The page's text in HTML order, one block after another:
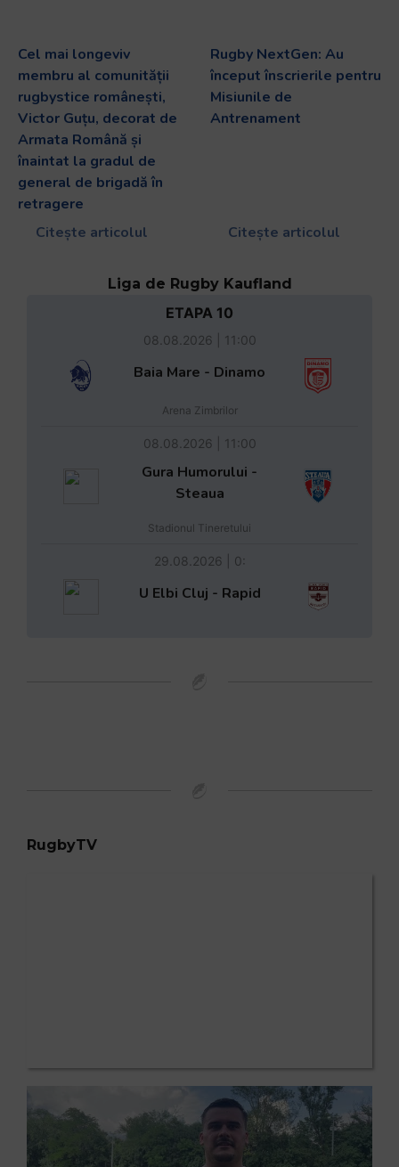
Cel mai longeviv
membru al comunității
rugbystice românești,
Victor Guțu, decorat de
Armata Română și
înaintat la gradul de
general de brigadă în
retragere
Citește articolul
Rugby NextGen: Au
început înscrierile pentru
Misiunile de
Antrenament
Citește articolul
Liga de Rugby Kaufland
ETAPA 10
08.08.2026 | 11:00
Baia Mare - Dinamo
Arena Zimbrilor
08.08.2026 | 11:00
Gura Humorului -
Steaua
Stadionul Tineretului
29.08.2026 | 0:
U Elbi Cluj - Rapid
RugbyTV